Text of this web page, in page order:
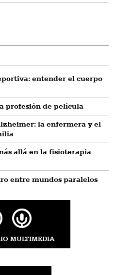
entender el cuerpo
profesión de película
la enfermera y el
allá en la fisioterapia
entre mundos paralelos
MULTIMEDIA